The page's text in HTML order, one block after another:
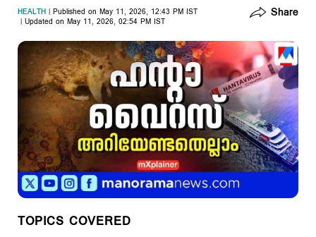
HEALTH
Published on May 11, 2026, 12:43 PM IST
Updated on May 11, 2026, 02:54 PM IST
Share
TOPICS COVERED